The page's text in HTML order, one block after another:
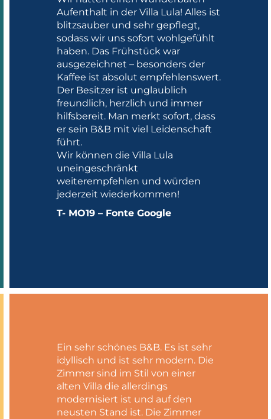
Aufenthalt in der Villa Lula! Alles ist
blitzsauber und sehr gepflegt,
sodass wir uns sofort wohlgefühlt
haben. Das Frühstück war
ausgezeichnet – besonders der
Kaffee ist absolut empfehlenswert.
Der Besitzer ist unglaublich
freundlich, herzlich und immer
hilfsbereit. Man merkt sofort, dass
er sein B&B mit viel Leidenschaft
führt.
Wir können die Villa Lula
uneingeschränkt
weiterempfehlen und würden
jederzeit wiederkommen!
T- MO19 – Fonte Google
Ein sehr schönes B&B. Es ist sehr
idyllisch und ist sehr modern. Die
Zimmer sind im Stil von einer
alten Villa die allerdings
modernisiert ist und auf den
neusten Stand ist. Die Zimmer